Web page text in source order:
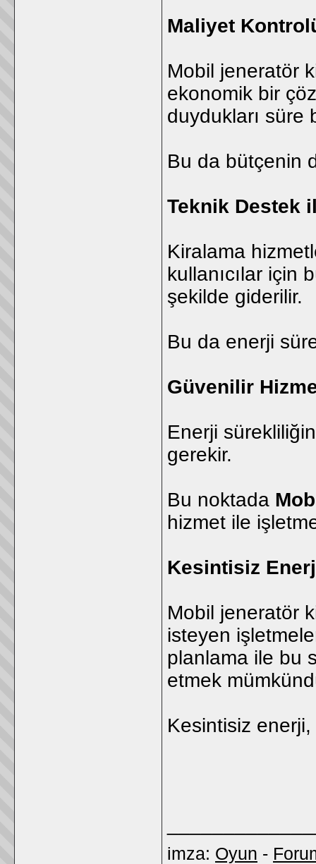
Maliyet
Mobil jeneratör
ekonomik bir
duydukları süre
Bu da bütçenin
Teknik Destek
Kiralama
kullanıcılar için
şekilde giderilir.
Bu da enerji
Güvenilir
Enerji
gerekir.
Bu noktada
hizmet ile
Kesintisiz
Mobil jeneratör
isteyen
planlama ile bu
etmek
Kesintisiz enerji,
imza: Oyun -